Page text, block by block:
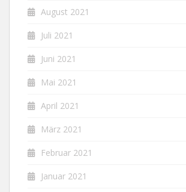
August 2021
Juli 2021
Juni 2021
Mai 2021
April 2021
März 2021
Februar 2021
Januar 2021